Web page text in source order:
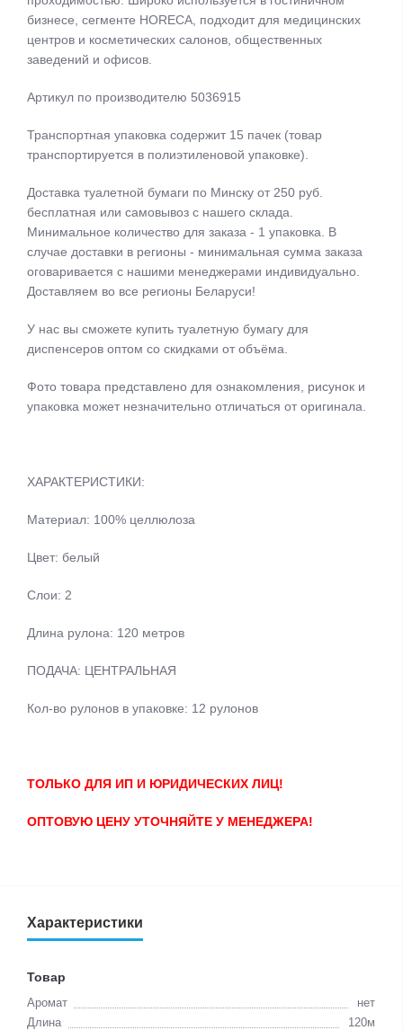
бизнесе, сегменте HORECA, подходит для медицинских
центров и косметических салонов, общественных
заведений и офисов.
Артикул по производителю 5036915
Транспортная упаковка содержит 15 пачек (товар
транспортируется в полиэтиленовой упаковке).
Доставка туалетной бумаги по Минску от 250 руб.
бесплатная или самовывоз с нашего склада.
Минимальное количество для заказа - 1 упаковка. В
случае доставки в регионы - минимальная сумма заказа
оговаривается с нашими менеджерами индивидуально.
Доставляем во все регионы Беларуси!
У нас вы сможете купить туалетную бумагу для
диспенсеров оптом со скидками от объёма.
Фото товара представлено для ознакомления, рисунок и
упаковка может незначительно отличаться от оригинала.
ХАРАКТЕРИСТИКИ:
Материал: 100% целлюлоза
Цвет: белый
Слои: 2
Длина рулона: 120 метров
ПОДАЧА: ЦЕНТРАЛЬНАЯ
Кол-во рулонов в упаковке: 12 рулонов
ТОЛЬКО ДЛЯ ИП И ЮРИДИЧЕСКИХ ЛИЦ!
ОПТОВУЮ ЦЕНУ УТОЧНЯЙТЕ У МЕНЕДЖЕРА!
Характеристики
Товар
Аромат
нет
Длина
120м